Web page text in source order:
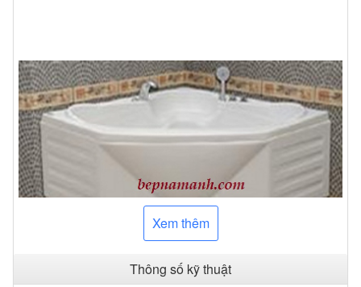
Xem thêm
Thông số kỹ thuật